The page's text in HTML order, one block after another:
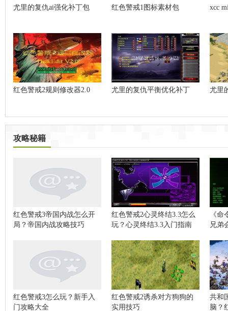
尤里的复仇ai强化补丁包 红色警戒1图标素材包 xcc
红色警戒2规则修改器2.0 尤里的复仇平衡优化补丁 尤里
攻略秘籍
红色警戒3帝国内战怎么开
局？帝国内战攻略技巧
红色警戒2心灵终结3.3怎么
玩？心灵终结3.3入门指南
《
兄弟
红色警戒3怎么玩？新手入
门攻略大全
红色警戒2诱杀对方狗狗的
实用技巧
共和
脑？